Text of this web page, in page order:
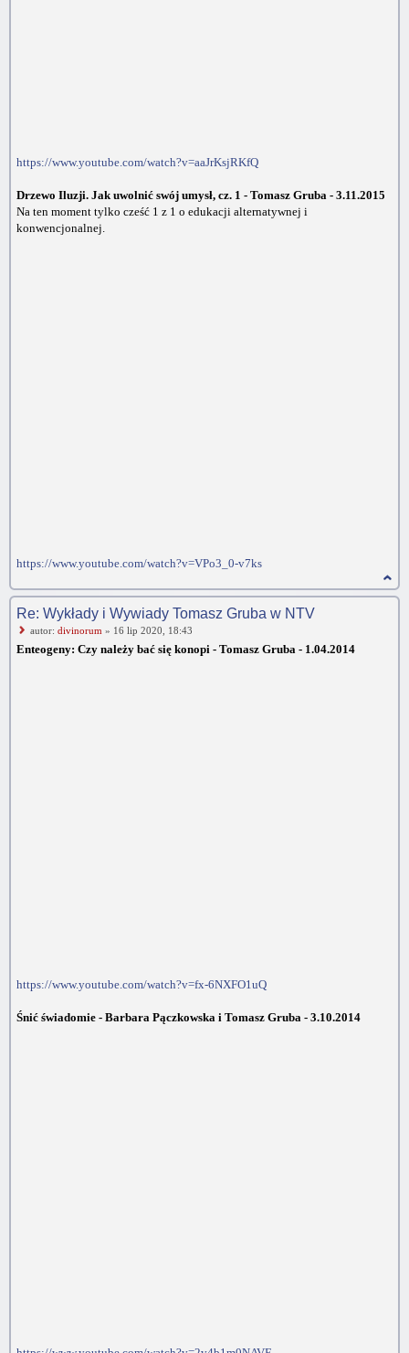
https://www.youtube.com/watch?v=aaJrKsjRKfQ
Drzewo Iluzji. Jak uwolnić swój umysł, cz. 1 - Tomasz Gruba - 3.11.2015
Na ten moment tylko cześć 1 z 1 o edukacji alternatywnej i
konwencjonalnej.
https://www.youtube.com/watch?v=VPo3_0-v7ks
Re: Wykłady i Wywiady Tomasz Gruba w NTV
autor: divinorum » 16 lip 2020, 18:43
Enteogeny: Czy należy bać się konopi - Tomasz Gruba - 1.04.2014
https://www.youtube.com/watch?v=fx-6NXFO1uQ
Śnić świadomie - Barbara Pączkowska i Tomasz Gruba - 3.10.2014